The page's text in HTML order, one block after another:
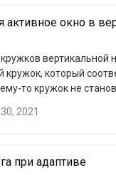
активное окно в
вертикальной
который
то кружок не
ilyin1ib.beget.techВесь
2021
при адаптиве